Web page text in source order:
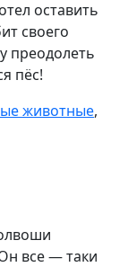
оставить
своего
преодолеть
пёс!
животные,
все — таки